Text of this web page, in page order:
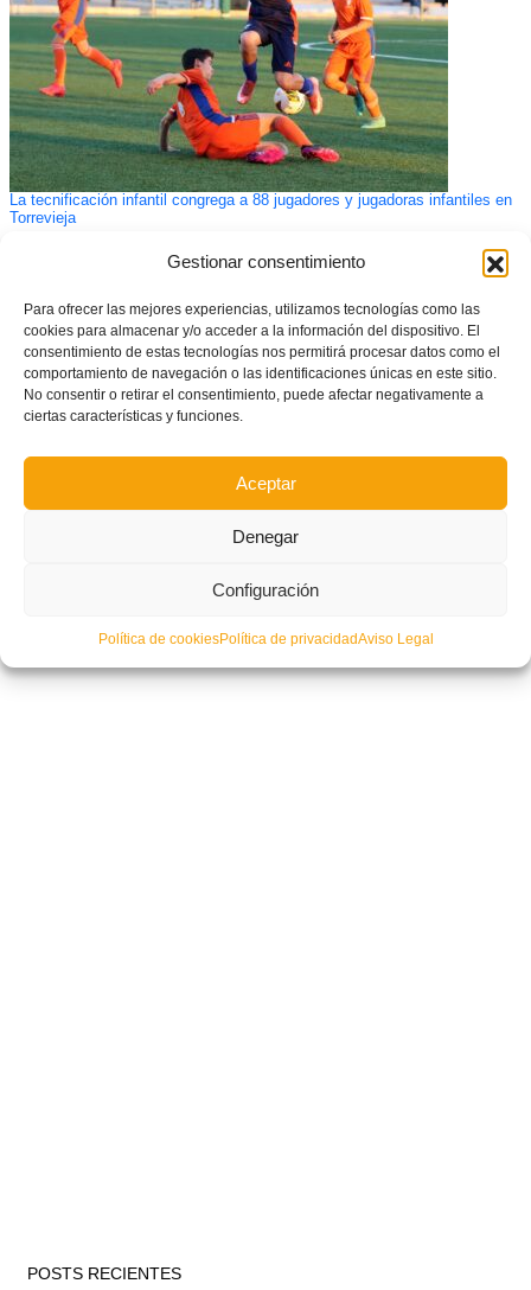
Gestionar consentimiento
Para ofrecer las mejores experiencias, utilizamos tecnologías como las
cookies para almacenar y/o acceder a la información del dispositivo. El
consentimiento de estas tecnologías nos permitirá procesar datos como el
comportamiento de navegación o las identificaciones únicas en este sitio.
No consentir o retirar el consentimiento, puede afectar negativamente a
ciertas características y funciones.
Aceptar
Denegar
Configuración
Política de cookiesPolítica de privacidadAviso Legal
La tecnificación infantil congrega a 88 jugadores y jugadoras infantiles en
Torrevieja
POSTS RECIENTES